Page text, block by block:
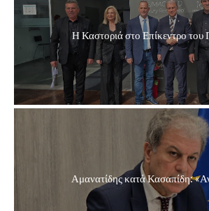
Η Καστοριά στο Επίκεντρο του
Αμανατίδης κατά Κασαπίδη: